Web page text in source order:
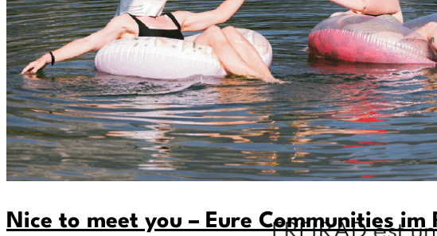
Nice to meet you – Eure Communities im